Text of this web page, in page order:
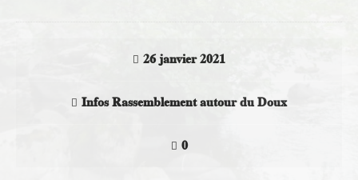
26 janvier 2021
Infos Rassemblement autour du Doux
0